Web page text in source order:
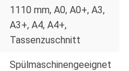
1110 mm, A0, A0+, A3,
A3+, A4, A4+,
Tassenzuschnitt
Spülmaschinengeeignet